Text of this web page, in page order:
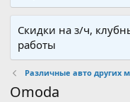
Скидки на з/ч,
работы
Различные авто других
Omoda